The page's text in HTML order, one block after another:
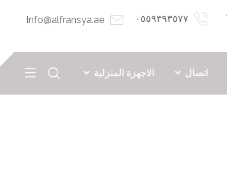
Info@alfransya.ae ٠٥٥٩٣٩٣٥٧٧
اتصال الاجهزة المنزلية